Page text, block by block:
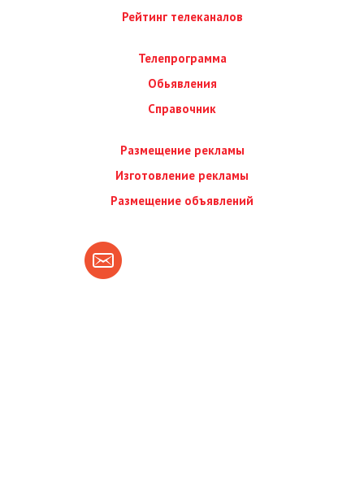
Рейтинг телеканалов
Телепрограмма
Обьявления
Справочник
Размещение рекламы
Изготовление рекламы
Размещение объявлений